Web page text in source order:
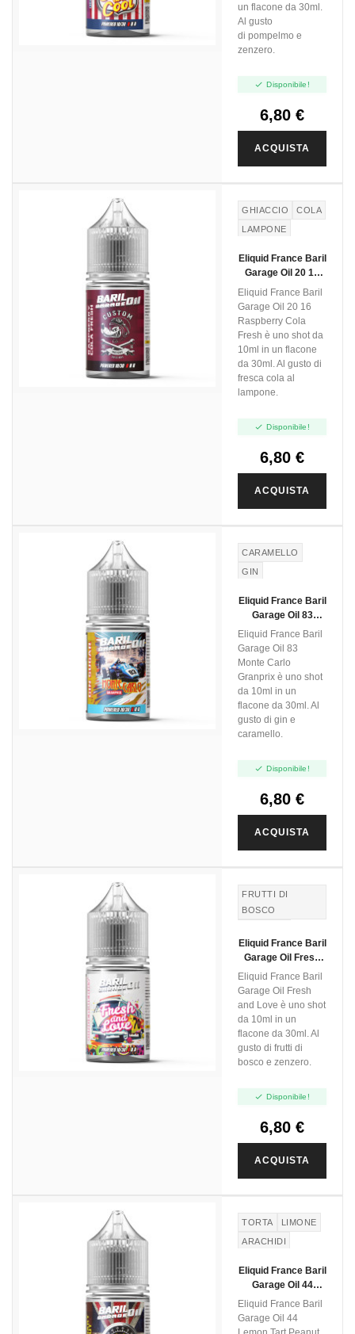
un flacone da 30ml.
Al gusto
di pompelmo e
zenzero.
 Disponibile!
6,80 €
ACQUISTA
GHIACCIO
COLA
LAMPONE
Eliquid France Baril
Garage Oil 20 16
Raspberry Cola
Fresh - Mini Shot
10+20
Eliquid France Baril
Garage Oil 20 16
Raspberry Cola
Fresh è uno shot da
10ml in un flacone
da 30ml. Al gusto di
fresca cola al
lampone.
 Disponibile!
6,80 €
ACQUISTA
CARAMELLO
GIN
Eliquid France Baril
Garage Oil 83
Monte Carlo
Granprix - Mini Shot
10+20
Eliquid France Baril
Garage Oil 83
Monte Carlo
Granprix è uno shot
da 10ml in un
flacone da 30ml. Al
gusto di gin e
caramello.
 Disponibile!
6,80 €
ACQUISTA
FRUTTI DI
BOSCO
GINGER
Eliquid France Baril
Garage Oil Fresh
And Love - Mini
Shot 10+20
Eliquid France Baril
Garage Oil Fresh
and Love è uno shot
da 10ml in un
flacone da 30ml. Al
gusto di frutti di
bosco e zenzero.
 Disponibile!
6,80 €
ACQUISTA
TORTA
LIMONE
ARACHIDI
Eliquid France Baril
Garage Oil 44
Lemon Tart Peanut
- Mini Shot 10+20
Eliquid France Baril
Garage Oil 44